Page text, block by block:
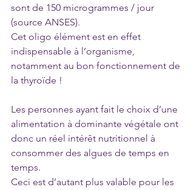
sont de 150 microgrammes / jour
(source ANSES).
Cet oligo élément est en effet
indispensable à l’organisme,
notamment au bon fonctionnement de
la thyroïde !
Les personnes ayant fait le choix d’une
alimentation à dominante végétale ont
donc un réel intérêt nutritionnel à
consommer des algues de temps en
temps.
Ceci est d’autant plus valable pour les